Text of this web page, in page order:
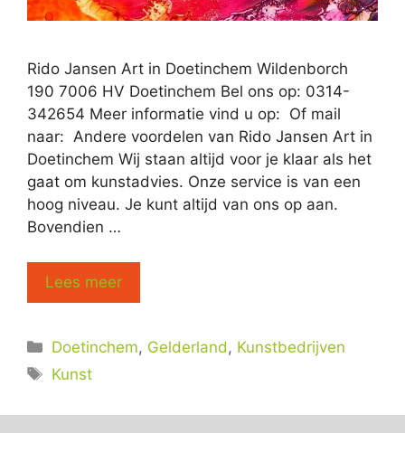
Rido Jansen Art in Doetinchem Wildenborch
190 7006 HV Doetinchem Bel ons op: 0314-
342654 Meer informatie vind u op: Of mail
naar: Andere voordelen van Rido Jansen Art in
Doetinchem Wij staan altijd voor je klaar als het
gaat om kunstadvies. Onze service is van een
hoog niveau. Je kunt altijd van ons op aan.
Bovendien …
Lees meer
Categorieën
Doetinchem, Gelderland , Kunstbedrijven
Tags
Kunst